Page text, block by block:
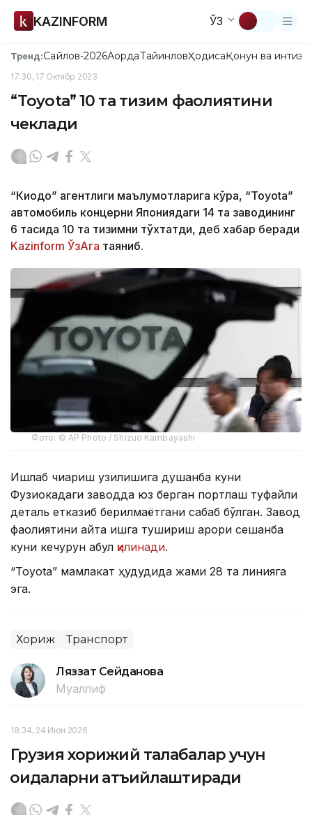
KAZINFORM ЎЗ
Тренд:Сайлов-2026АқордаТайинловҲодисаҚонун ва
17:30, 17 Октябр 2023
“Toyota” 10 та тизим фаолиятини
чеклади
“Киодо” агентлиги маълумотларига кўра, “Toyota”
автомобиль концерни Япониядаги 14 та заводининг
6 тасида 10 та тизимни тўхтатди, деб хабар беради
Kazinform ЎзАга таяниб.
Фото: © AP Photo / Shizuo Kambayashi
Ишлаб чиқариш узилишига душанба куни
Фузиокадаги заводда юз берган портлаш туфайли
деталь етказиб берилмаётгани сабаб бўлган. Завод
фаолиятини қайта ишга тушириш қарори сешанба
куни кечқурун қабул қилинади.
“Toyota” мамлакат ҳудудида жами 28 та линияга
эга.
Хориж Транспорт
Ляззат Сейданова
Муаллиф
18:34, 24 Июн 2026
Грузия хорижий талабалар учун
қоидаларни қатъийлаштиради